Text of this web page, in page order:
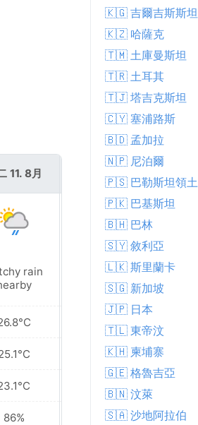
11. 8月
rain
86%
23.8°C
22.9°C
21.4°C
98%
🇰🇬 吉爾吉斯斯坦
🇰🇿 哈薩克
🇹🇲 土庫曼斯坦
🇹🇷 土耳其
🇹🇯 塔吉克斯坦
🇨🇾 塞浦路斯
🇧🇩 孟加拉
🇳🇵 尼泊爾
🇵🇸 巴勒斯坦領土
🇵🇰 巴基斯坦
🇧🇭 巴林
🇸🇾 敘利亞
🇱🇰 斯里蘭卡
🇸🇬 新加坡
🇯🇵 日本
🇹🇱 東帝汶
🇰🇭 柬埔寨
🇬🇪 格魯吉亞
🇧🇳 汶萊
🇸🇦 沙地阿拉伯